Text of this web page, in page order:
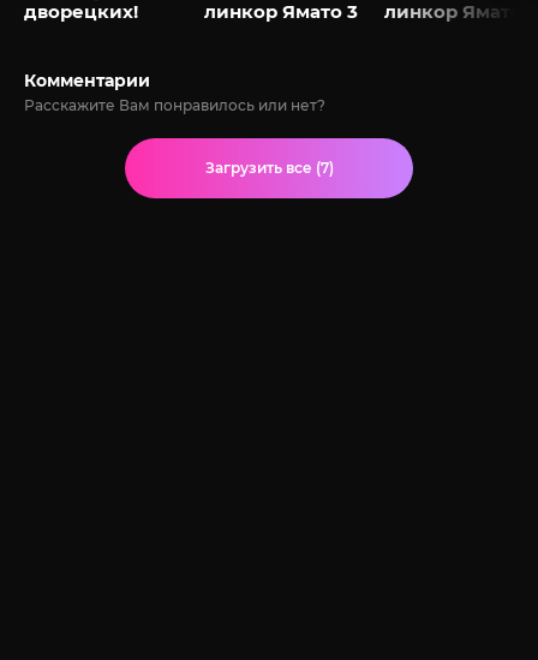
дворецких!
линкор Ямато 3
линкор Ямато 2
Комментарии
Расскажите Вам понравилось или нет?
Загрузить все (7)